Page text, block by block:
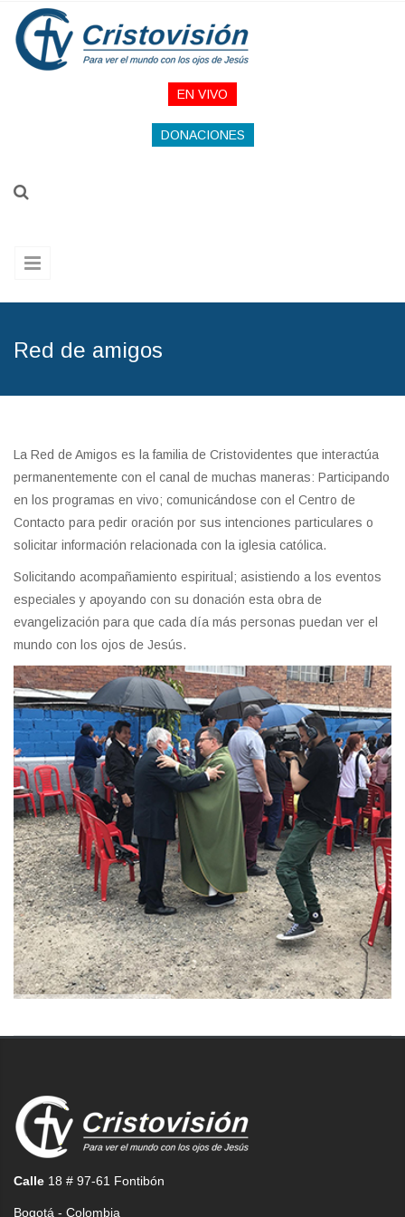
Pasar al contenido principal
EN VIVO
DONACIONES
Red de amigos
La Red de Amigos es la familia de Cristovidentes que interactúa
permanentemente con el canal de muchas maneras: Participando
en los programas en vivo; comunicándose con el Centro de
Contacto para pedir oración por sus intenciones particulares o
solicitar información relacionada con la iglesia católica.
Solicitando acompañamiento espiritual; asistiendo a los eventos
especiales y apoyando con su donación esta obra de
evangelización para que cada día más personas puedan ver el
mundo con los ojos de Jesús.
Calle 18 # 97-61 Fontibón
Bogotá - Colombia